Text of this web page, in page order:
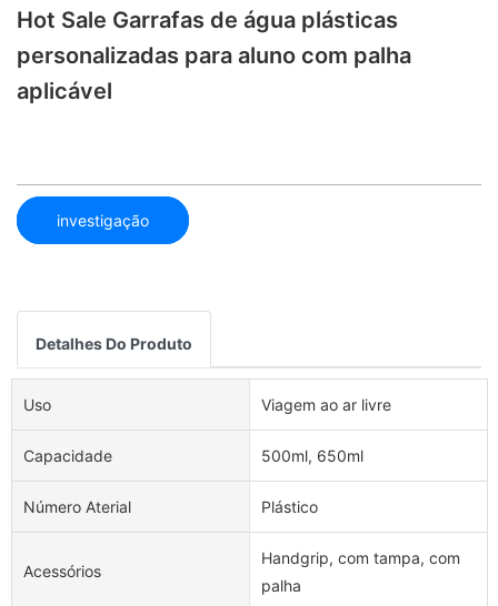
Hot Sale Garrafas de água plásticas
personalizadas para aluno com palha
aplicável
investigação
Detalhes Do Produto
Uso Viagem ao ar livre
Capacidade 500ml, 650ml
Número Aterial Plástico
Acessórios
Handgrip, com tampa, com
palha